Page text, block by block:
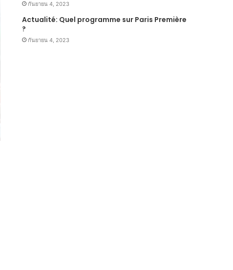
กันยายน 4, 2023
Actualité: Quel programme sur Paris Première
?
กันยายน 4, 2023